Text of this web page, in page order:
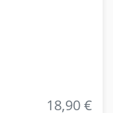
18,90 €